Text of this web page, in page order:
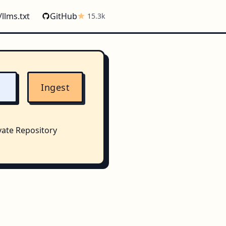
GitHub 15.3k
Ingest
Repository